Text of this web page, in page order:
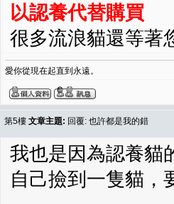
以認養代替購買
很多流浪貓還等著
愛你從現在起直到永遠。
第5樓 文章主題: 回覆: 也許都是我的錯
我也是因為認養貓
自己撿到一隻貓，